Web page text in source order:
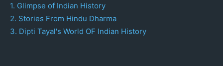
1. Glimpse of Indian History
2. Stories From Hindu Dharma
3. Dipti Tayal's World OF Indian History